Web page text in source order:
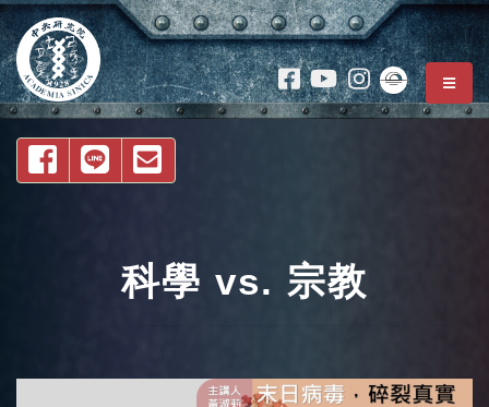
跳到 中央內容區塊
主選
分享至FACEBOOK
分享至LIne
2020中研院院區開放 活動名稱
科學 vs. 宗教